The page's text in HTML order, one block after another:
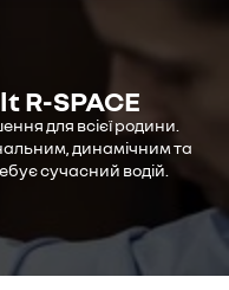
R-SPACE
для всієї родини.
динамічним та
сучасний водій.